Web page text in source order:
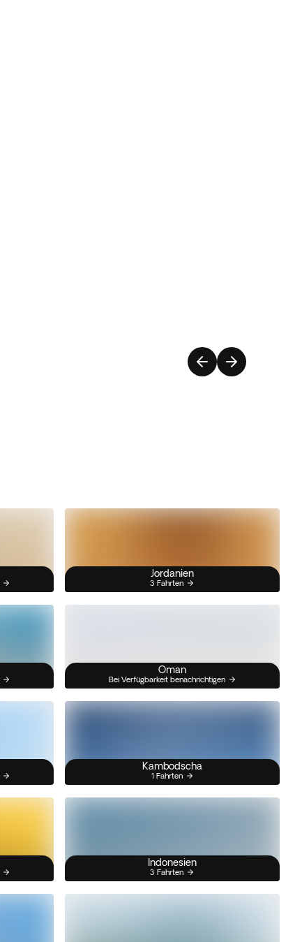
Jordanien
3 Fahrten
Oman
Bei Verfügbarkeit benachrichtigen
Kambodscha
1 Fahrten
Indonesien
3 Fahrten